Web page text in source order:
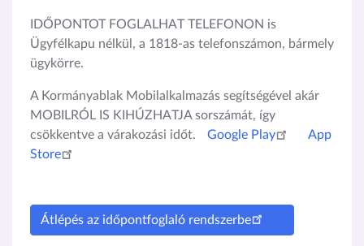
IDŐPONTOT FOGLALHAT TELEFONON is
Ügyfélkapu nélkül, a 1818-as telefonszámon, bármely
ügykörre.
A Kormányablak Mobilalkalmazás segítségével akár
MOBILRÓL IS KIHÚZHATJA sorszámát, így
csökkentve a várakozási időt.
Google Play
App
Store
Átlépés az időpontfoglaló rendszerbe